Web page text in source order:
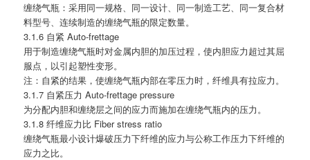
缠绕气瓶：采用同一规格、同一设计、同一制造工艺、同一复合材
料型号、连续制造的缠绕气瓶的限定数量。
3.1.6 自紧 Auto-frettage
用于制造缠绕气瓶时对金属内胆的加压过程，使内胆应力超过其屈
服点，以引起塑性变形。
注：自紧的结果，使缠绕气瓶内部在零压力时，纤维具有拉应力。
3.1.7 自紧压力 Auto-frettage pressure
为分配内胆和缠绕层之间的应力而施加在缠绕气瓶内的压力。
3.1.8 纤维应力比 Fiber stress ratio
缠绕气瓶最小设计爆破压力下纤维的应力与公称工作压力下纤维的
应力之比。